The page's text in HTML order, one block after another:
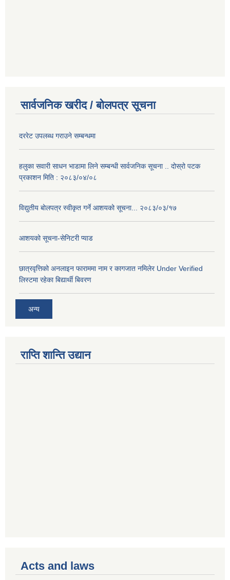
सार्वजनिक खरीद / बोलपत्र सूचना
दररेट उपलब्ध गराउने सम्बन्धमा
हलुका सवारी साधन भाडामा लिने सम्बन्धी सार्वजनिक सूचना .. दोस्रो पटक
प्रकाशन मिति : २०८३/०४/०८
विद्युतीय बोलपत्र स्वीकृत गर्ने आशयको सूचना... २०८३/०३/१७
आशयको सूचना-सेनिटरी प्याड
छात्रवृत्तिको अनलाइन फाराममा नाम र कागजात नमिलेर Under Verified
लिस्टमा रहेका बिद्यार्थी बिवरण
अन्य
राप्ति शान्ति उद्यान
Acts and laws